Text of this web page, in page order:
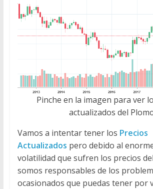
Pinche en la imagen para ver
actualizados del
Vamos a intentar tener los Precios
Actualizados pero debido al
volatilidad que sufren los precios
somos responsables de los
ocasionados que puedas tener por